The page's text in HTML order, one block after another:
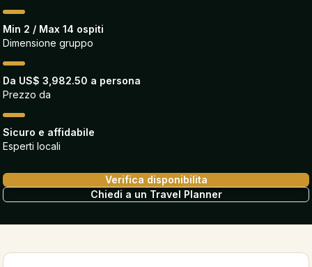
Min 2 / Max 14 ospiti
Dimensione gruppo
Da US$ 3,982.50 a persona
Prezzo da
Sicuro e affidabile
Esperti locali
Verifica disponibilita
Chiedi a un Travel Planner